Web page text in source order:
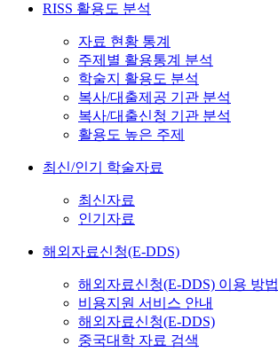
RISS 활용도 분석
자료 현황 통계
주제별 활용통계 분석
학술지 활용도 분석
복사/대출제공 기관 분석
복사/대출신청 기관 분석
활용도 높은 주제
최신/인기 학술자료
최신자료
인기자료
해외자료신청(E-DDS)
해외자료신청(E-DDS) 이용 방법
비용지원 서비스 안내
해외자료신청(E-DDS)
중국대학 자료 검색